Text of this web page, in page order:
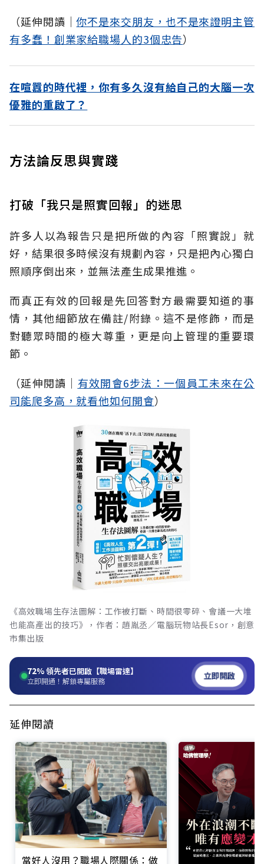
（延伸閱讀│你不是來交朋友，也不是來證明主管
有多蠢！創業家給職場人的3個忠告）
在喧囂的時代裡，你有多久沒有給自己的大腦一次
優雅的重啟了？
方法論反思與實踐
打破「我只是照實回報」的迷思
許多人以為報告只是把所做的內容「照實說」就
好，結果很多時候沒有規劃內容，只是把內心獨白
照順序倒出來，並無法產生成果推進。
而真正有效的回報是先回答對方最需要知道的事
情，其他細節放在備註/附錄。這不是修飾，而是
對聽眾時間的極大尊重，更是向上管理的重要環
節。
（延伸閱讀│ 有效開會6步法：一個員工未來在公
司能爬多高，就看他如何開會）
《高效職場生存法圖解：工作被打斷、時間很零碎、會議一大堆
也能高產出的技巧》，作者：趙胤丞／電腦玩物站長Esor，創意
市集出版
72%領先者已開啟【職場雷達】
立即開通！解鎖專屬服務 立即開啟
延伸閱讀
當好人沒用？職場人際關係：做